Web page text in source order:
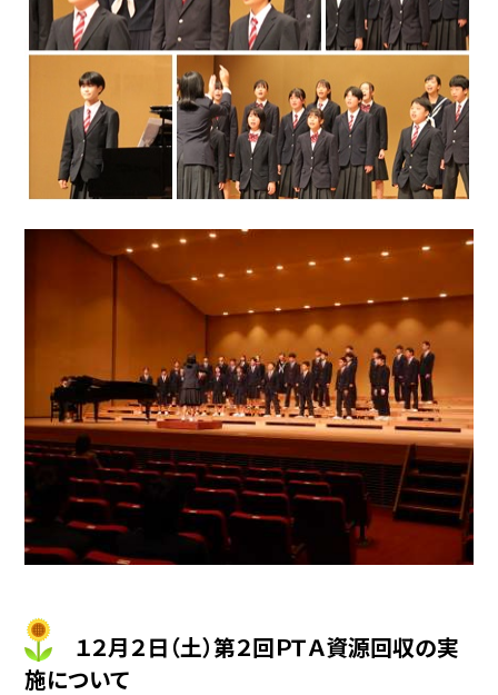
１２月２日（土）第２回ＰＴＡ資源回収の実
施について